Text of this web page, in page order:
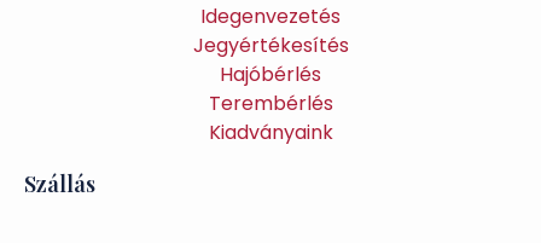
Idegenvezetés
Jegyértékesítés
Hajóbérlés
Terembérlés
Kiadványaink
Szállás